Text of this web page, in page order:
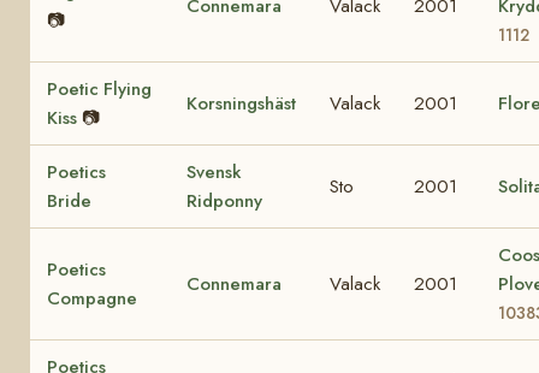
📷
Connemara Valack 2001
1112
Poetic Flying
Kiss 📷
Korsningshäst Valack 2001
Poetics
Bride
Svensk
Ridponny
Sto 2001
Poetics
Compagne
Connemara Valack 2001
Poetics